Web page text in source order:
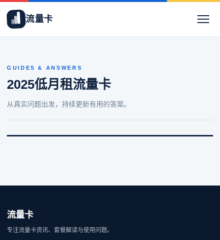
流量卡
GUIDES & ANSWERS
2025低月租流量卡
从真实问题出发，持续更新有用的答案。
流量卡
专注流量卡资讯、套餐解读与使用问题。